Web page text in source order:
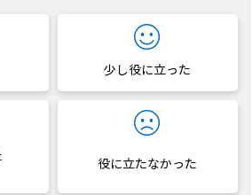
少し役に立った
役に立たなかった